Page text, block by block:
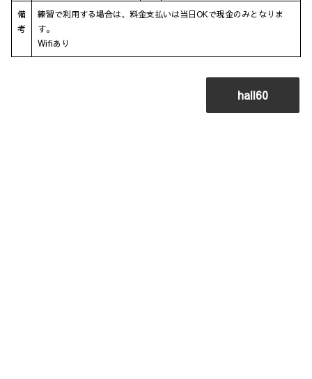
備
考
練習で利用する場合は、料金支払いは当日OKで現金のみとなりま
す。
Wifiあり
hall60